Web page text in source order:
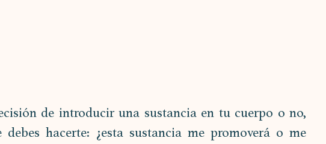
de introducir una sustancia en tu cuerpo o no,
debes hacerte: ¿esta sustancia me promoverá o me